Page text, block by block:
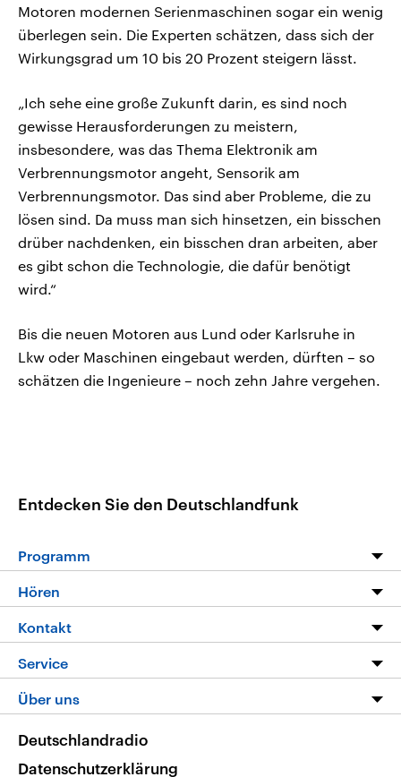
Motoren modernen Serienmaschinen sogar ein wenig
überlegen sein. Die Experten schätzen, dass sich der
Wirkungsgrad um 10 bis 20 Prozent steigern lässt.
„Ich sehe eine große Zukunft darin, es sind noch
gewisse Herausforderungen zu meistern,
insbesondere, was das Thema Elektronik am
Verbrennungsmotor angeht, Sensorik am
Verbrennungsmotor. Das sind aber Probleme, die zu
lösen sind. Da muss man sich hinsetzen, ein bisschen
drüber nachdenken, ein bisschen dran arbeiten, aber
es gibt schon die Technologie, die dafür benötigt
wird.“
Bis die neuen Motoren aus Lund oder Karlsruhe in
Lkw oder Maschinen eingebaut werden, dürften – so
schätzen die Ingenieure – noch zehn Jahre vergehen.
Entdecken Sie den Deutschlandfunk
Programm
Programm
Die Nachrichten
Nachrichtenleicht
Neue Beiträge auf dlf.de
Hören
Livestream
Podcasts
Deutschlandfunk App
Nachrichten App
Frequenzen
Kontakt
Hörerservice
Service
FAQ
Veranstaltungen
Über uns
Deutschlandradio
Datenschutzerklärung